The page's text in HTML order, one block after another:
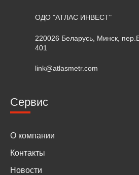
ОДО "АТЛАС ИНВЕСТ"
220026 Беларусь, Минск,
401
link@atlasmetr.com
Сервис
О компании
Контакты
Новости